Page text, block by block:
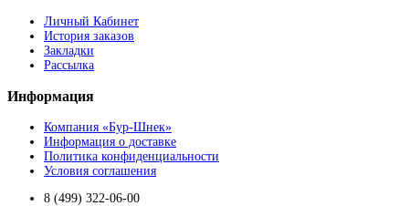
Личный Кабинет
История заказов
Закладки
Рассылка
Информация
Компания «Бур-Шнек»
Информация о доставке
Политика конфиденциальности
Условия соглашения
8 (499) 322-06-00